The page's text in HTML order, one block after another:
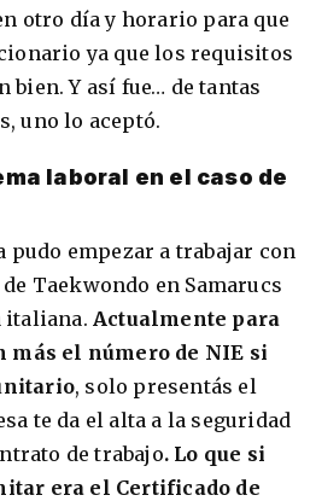
otro día y horario para que
ya que los requisitos
bien. Y así fue… de tantas
uno lo aceptó.
laboral en el caso de
pudo empezar a trabajar con
Taekwondo en Samarucs
italiana. Actualmente para
el número de NIE si
, solo presentás el
te da el alta a la seguridad
de trabajo. Lo que si
era el Certificado de